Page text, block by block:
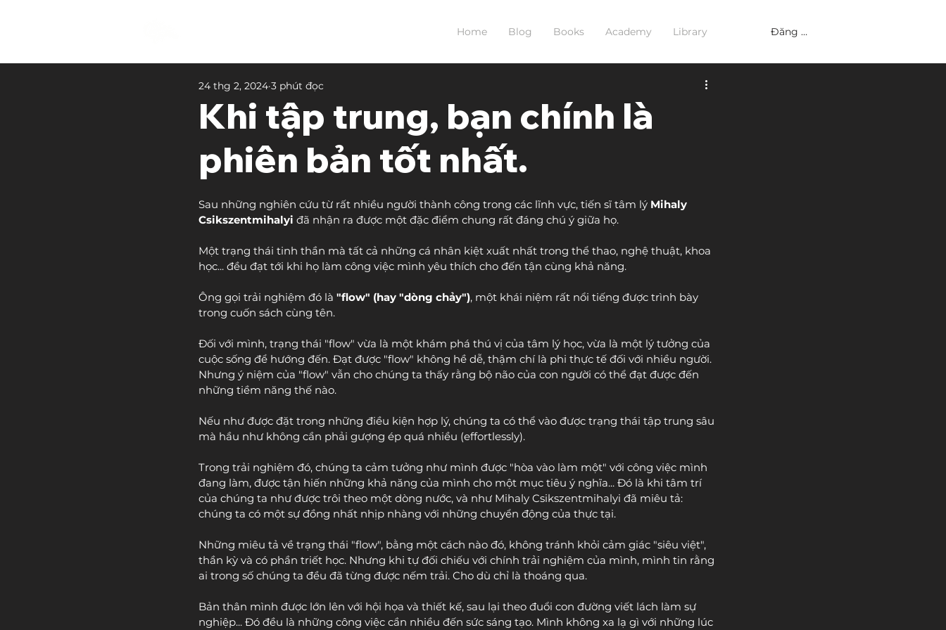
Home Blog Books Academy Library Đăng nhập
Khi tập trung, bạn chính là
phiên bản tốt nhất.
24 thg 2, 2024 3 phút đọc
Sau những nghiên cứu từ rất nhiều người thành công trong các lĩnh vực, tiến sĩ tâm lý Mihaly
Csikszentmihalyi đã nhận ra được một đặc điểm chung rất đáng chú ý giữa họ.
Một trạng thái tinh thần mà tất cả những cá nhân kiệt xuất nhất trong thể thao, nghệ thuật, khoa
học... đều đạt tới khi họ làm công việc mình yêu thích cho đến tận cùng khả năng.
Ông gọi trải nghiệm đó là "flow" (hay "dòng chảy"), một khái niệm rất nổi tiếng được trình bày
trong cuốn sách cùng tên.
Đối với mình, trạng thái "flow" vừa là một khám phá thú vị của tâm lý học, vừa là một lý tưởng của
cuộc sống để hướng đến. Đạt được "flow" không hề dễ, thậm chí là phi thực tế đối với nhiều người.
Nhưng ý niệm của "flow" vẫn cho chúng ta thấy rằng bộ não của con người có thể đạt được đến
những tiềm năng thế nào.
Nếu như được đặt trong những điều kiện hợp lý, chúng ta có thể vào được trạng thái tập trung sâu
mà hầu như không cần phải gượng ép quá nhiều (effortlessly).
Trong trải nghiệm đó, chúng ta cảm tưởng như mình được "hòa vào làm một" với công việc mình
đang làm, được tận hiến những khả năng của mình cho một mục tiêu ý nghĩa... Đó là khi tâm trí
của chúng ta như được trôi theo một dòng nước, và như Mihaly Csikszentmihalyi đã miêu tả:
chúng ta có một sự đồng nhất nhịp nhàng với những chuyển động của thực tại.
Những miêu tả về trạng thái "flow", bằng một cách nào đó, không tránh khỏi cảm giác "siêu việt",
thần kỳ và có phần triết học. Nhưng khi tự đối chiếu với chính trải nghiệm của mình, mình tin rằng
ai trong số chúng ta đều đã từng được nếm trải. Cho dù chỉ là thoáng qua.
Bản thân mình được lớn lên với hội họa và thiết kế, sau lại theo đuổi con đường viết lách làm sự
nghiệp... Đó đều là những công việc cần nhiều đến sức sáng tạo. Mình không xa lạ gì với những lúc